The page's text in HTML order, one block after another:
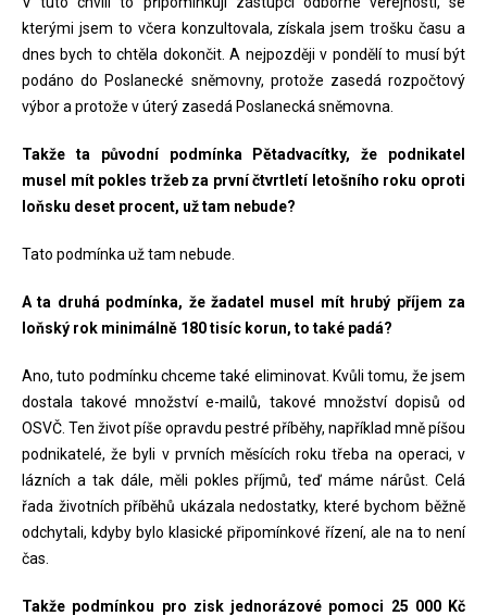
kterými jsem to včera konzultovala, získala jsem trošku času a
dnes bych to chtěla dokončit. A nejpozději v pondělí to musí být
podáno do Poslanecké sněmovny, protože zasedá rozpočtový
výbor a protože v úterý zasedá Poslanecká sněmovna.
Takže ta původní podmínka Pětadvacítky, že podnikatel
musel mít pokles tržeb za první čtvrtletí letošního roku oproti
loňsku deset procent, už tam nebude?
Tato podmínka už tam nebude.
A ta druhá podmínka, že žadatel musel mít hrubý příjem za
loňský rok minimálně 180 tisíc korun, to také padá?
Ano, tuto podmínku chceme také eliminovat. Kvůli tomu, že jsem
dostala takové množství e-mailů, takové množství dopisů od
OSVČ. Ten život píše opravdu pestré příběhy, například mně píšou
podnikatelé, že byli v prvních měsících roku třeba na operaci, v
lázních a tak dále, měli pokles příjmů, teď máme nárůst. Celá
řada životních příběhů ukázala nedostatky, které bychom běžně
odchytali, kdyby bylo klasické připomínkové řízení, ale na to není
čas.
Takže podmínkou pro zisk jednorázové pomoci 25 000 Kč